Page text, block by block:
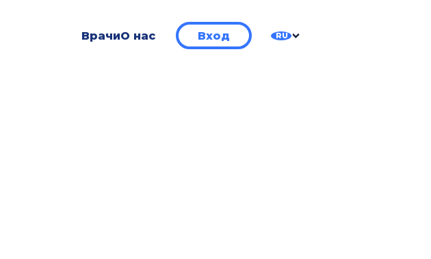
ВрачиО нас Вход RU